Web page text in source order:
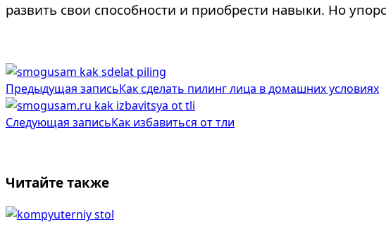
развить свои способности и приобрести навыки. Но
<span
class="nav-
subtitle
reader-
text">Page</span>
Предыдущая записьКак сделать пилинг лица в домашних условиях
Следующая записьКак избавиться от тли
Читайте также